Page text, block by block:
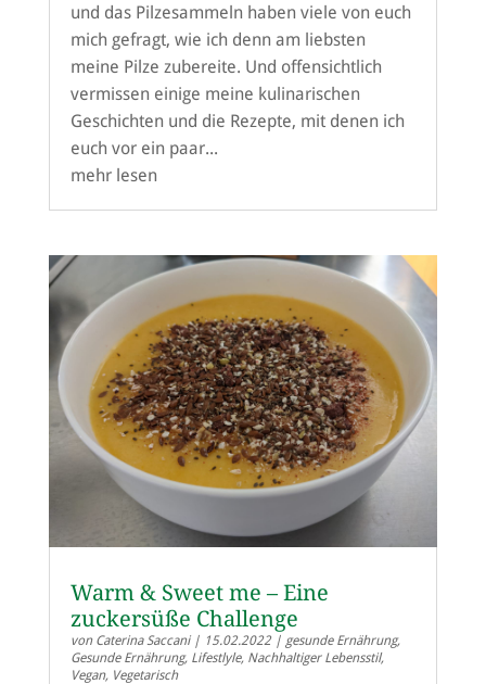
und das Pilzesammeln haben viele von euch
mich gefragt, wie ich denn am liebsten
meine Pilze zubereite. Und offensichtlich
vermissen einige meine kulinarischen
Geschichten und die Rezepte, mit denen ich
euch vor ein paar...
mehr lesen
Warm & Sweet me – Eine
zuckersüße Challenge
von Caterina Saccani| 15.02.2022| gesunde Ernährung,
Gesunde Ernährung, Lifestlyle, Nachhaltiger Lebensstil,
Vegan, Vegetarisch